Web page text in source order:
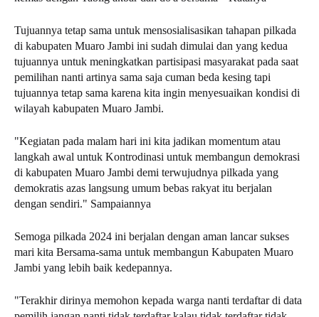
Tujuannya tetap sama untuk mensosialisasikan tahapan pilkada
di kabupaten Muaro Jambi ini sudah dimulai dan yang kedua
tujuannya untuk meningkatkan partisipasi masyarakat pada saat
pemilihan nanti artinya sama saja cuman beda kesing tapi
tujuannya tetap sama karena kita ingin menyesuaikan kondisi di
wilayah kabupaten Muaro Jambi.
"Kegiatan pada malam hari ini kita jadikan momentum atau
langkah awal untuk Kontrodinasi untuk membangun demokrasi
di kabupaten Muaro Jambi demi terwujudnya pilkada yang
demokratis azas langsung umum bebas rakyat itu berjalan
dengan sendiri." Sampaiannya
Semoga pilkada 2024 ini berjalan dengan aman lancar sukses
mari kita Bersama-sama untuk membangun Kabupaten Muaro
Jambi yang lebih baik kedepannya.
"Terakhir dirinya memohon kepada warga nanti terdaftar di data